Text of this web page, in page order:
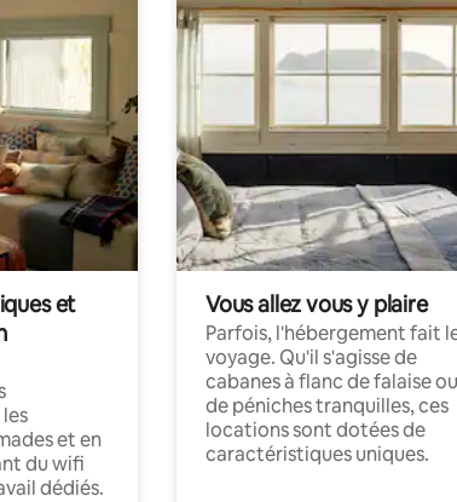
et
et en
du wifi
dédiés.
Vous allez vous y plaire
Parfois, l'hébergement fait
voyage. Qu'il s'agisse de
cabanes à flanc de falaise ou
de péniches tranquilles, ces
locations sont dotées de
caractéristiques uniques.